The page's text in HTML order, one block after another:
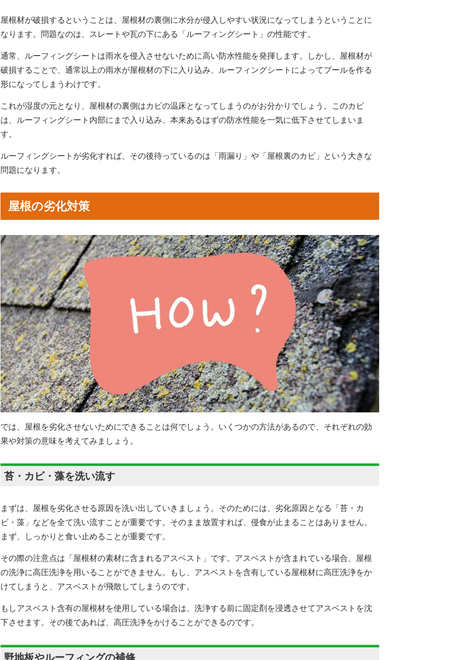
屋根材が破損するということは、屋根材の裏側に水分が侵入しやすい状況になってしまうということに
なります。問題なのは、スレートや瓦の下にある「ルーフィングシート」の性能です。
通常、ルーフィングシートは雨水を侵入させないために高い防水性能を発揮します。しかし、屋根材が
破損することで、通常以上の雨水が屋根材の下に入り込み、ルーフィングシートによってプールを作る
形になってしまうわけです。
これが湿度の元となり、屋根材の裏側はカビの温床となってしまうのがお分かりでしょう。このカビ
は、ルーフィングシート内部にまで入り込み、本来あるはずの防水性能を一気に低下させてしまいま
す。
ルーフィングシートが劣化すれば、その後待っているのは「雨漏り」や「屋根裏のカビ」という大きな
問題になります。
屋根の劣化対策
では、屋根を劣化させないためにできることは何でしょう。いくつかの方法があるので、それぞれの効
果や対策の意味を考えてみましょう。
苔・カビ・藻を洗い流す
まずは、屋根を劣化させる原因を洗い出していきましょう。そのためには、劣化原因となる「苔・カ
ビ・藻」などを全て洗い流すことが重要です。そのまま放置すれば、侵食が止まることはありません。
まず、しっかりと食い止めることが重要です。
その際の注意点は「屋根材の素材に含まれるアスベスト」です。アスベストが含まれている場合、屋根
の洗浄に高圧洗浄を用いることができません。もし、アスベストを含有している屋根材に高圧洗浄をか
けてしまうと、アスベストが飛散してしまうのです。
もしアスベスト含有の屋根材を使用している場合は、洗浄する前に固定剤を浸透させてアスベストを沈
下させます。その後であれば、高圧洗浄をかけることができるのです。
野地板やルーフィングの補修